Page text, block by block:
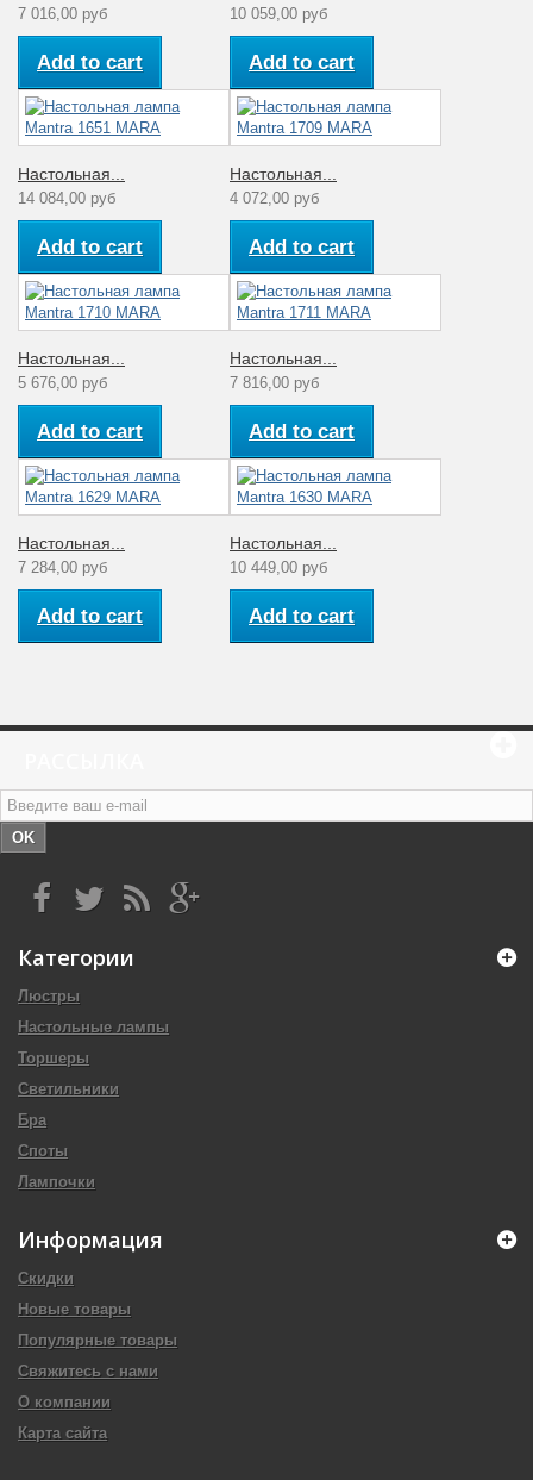
7 016,00 руб
Add to cart
10 059,00 руб
Add to cart
Настольная...
14 084,00 руб
Add to cart
Настольная...
4 072,00 руб
Add to cart
Настольная...
5 676,00 руб
Add to cart
Настольная...
7 816,00 руб
Add to cart
Настольная...
7 284,00 руб
Add to cart
Настольная...
10 449,00 руб
Add to cart
OK
Категории
Люстры
Настольные лампы
Торшеры
Светильники
Бра
Споты
Лампочки
Информация
Скидки
Новые товары
Популярные товары
Свяжитесь с нами
О компании
Карта сайта